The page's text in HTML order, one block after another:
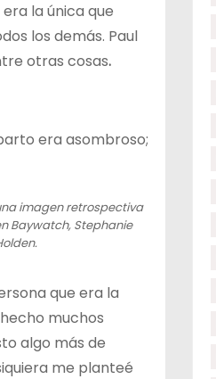
la única que
los demás. Paul
otras cosas.
era asombroso;
imagen retrospectiva
Baywatch, Stephanie
que era la
muchos
algo más de
me planteé